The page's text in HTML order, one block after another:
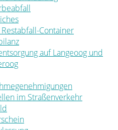
Restabfall-Container
auf Langeoog und
im Straßenverkehr